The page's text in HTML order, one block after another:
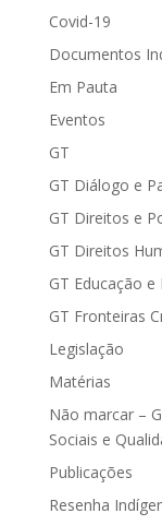
Covid-19
Documentos
Em Pauta
Eventos
GT
GT Diálogo e
GT Direitos e
GT Direitos
GT Educação
GT Fronteiras
Legislação
Matérias
Não marcar –
Sociais e
Publicações
Resenha